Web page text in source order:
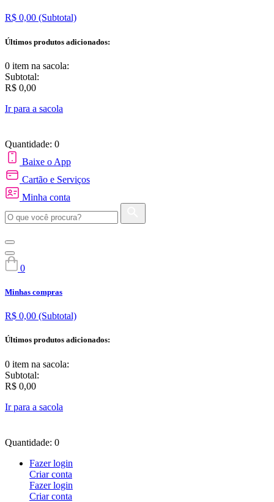
R$ 0,00 (Subtotal)
Últimos produtos adicionados:
0 item na sacola:
Subtotal:
R$ 0,00
Ir para a sacola
Quantidade: 0
Baixe o App
Cartão e Serviços
Minha conta
0
Minhas compras
R$ 0,00 (Subtotal)
Últimos produtos adicionados:
0 item na sacola:
Subtotal:
R$ 0,00
Ir para a sacola
Quantidade: 0
Fazer login
Criar conta
Fazer login
Criar conta